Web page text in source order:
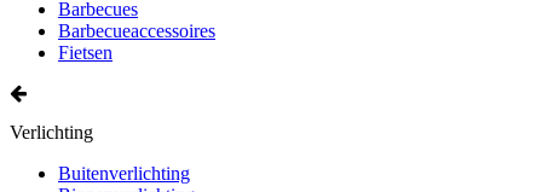
Barbecues
Barbecueaccessoires
Fietsen
Verlichting
Buitenverlichting